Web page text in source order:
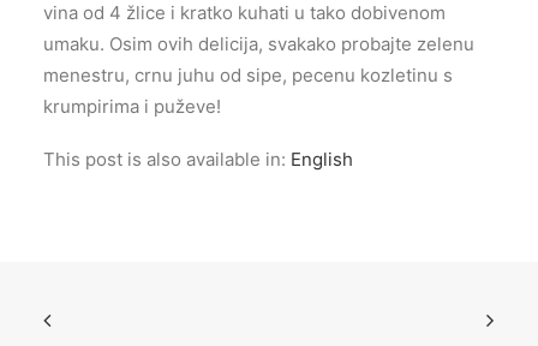
vina od 4 žlice i kratko kuhati u tako dobivenom
umaku. Osim ovih delicija, svakako probajte zelenu
menestru, crnu juhu od sipe, pecenu kozletinu s
krumpirima i puževe!
This post is also available in: English